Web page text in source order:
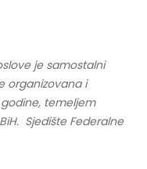
je samostalni
organizovana i
temeljem
Sjedište Federalne